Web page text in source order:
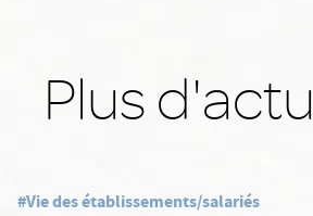
Plus
#Vie des établissements/salariés